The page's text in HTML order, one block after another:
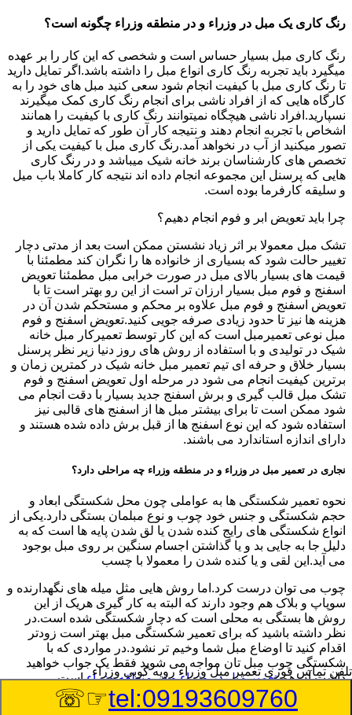
رنگ کاری یک مبل در وزراء و در منطقه وزراء چگونه است؟
رنگ کاری مبل بسیار حساس است و شخصی که این کار را بر عهده
میگیرد باید تجربه رنگ کاری انواع مبل را داشته باشد.اگر تمایل دارید
تا رنگ کاری مبل با کیفیت انجام شود سعی کنید مبل های خود را به
کارگاه هایی که از افراد ناشی برای انجام رنگ کاری کمک میگیرند
نسپارید.افراد ناشی هیچگاه نمیتوانند رنگ کاری با کیفیت را همانند
اشخاص با تجربه انجام دهند و نتیجه کار آن طور که تمایل دارید و
تصور میکنید از آب در نخواهد آمد.رنگ کاری مبل با کیفیت یکی از
تخصص های کارشناسان برند خانه شیک میباشد و در رنگ کاری
هایی که پرسنل این مجموعه انجام داده اند نتیجه کار کاملا باب میل
و سلیقه کارفرما بوده است.
چرا باید تعویض ابر و فوم انجام دهیم؟
تشک مبل معمولا بر اثر زیاد نشستن ممکن است بعد از مدتی دچار
تغییر حالت شود که بسیاری از خانواده ها را نگران کند مطمئنا با
قیمت های بسیار بالای مبل در صورت خرابی مبل مطمئنا تعویض
اسفنج و فوم مبل بسیار ارزان تر است از این رو بهتر است تا با
تعویض اسفنج و فوم مبل علاوه بر محکم و مستحکم شدن آن در
هزینه ها نیز تا حدود زیادی صرفه جویی کنید.تعویض اسفنج و فوم
مبل نوعی تعمیرمبل است که این کار توسط تعمیرکار مبل خانه
شیک در تولیدی و با استفاده از روش های روز دنیا زیر نظر پرسنل
بسیار خلاق و حرفه ای تیم تعمیر مبل خانه شیک در کمترین زمان و
برترین کیفیت انجام می شود در مرحله اول تعویض اسفنج و فوم
تشک مبل قالب گیری و برش اسفنج جدید بسیار با دقت انجام می
شود ممکن است تا برای بیشتر مبل ها از اسفنج های قالبی نیز
استفاده شود که این نوع اسفنج ها از قبل برش داده شده هستند و
دارای اندازه استاندارد می باشند.
نجاری در تعمیر مبل در وزراء و در منطقه وزراء چه مراحلی دارد؟
نحوه تعمیر شکستگی ها به عواملی چون محل شکستگی ابعاد و
حجم شکستگی و جنس خود چوب و نوع مبلمان بستگی دارد.یکی از
انواع شکستگی های رایج کنده شدن یا لق شدن پایه ها است که به
دلیل جا به جایی بد و یا گذاشتن اجسام سنگین بر روی مبل بوجود
می آید.این لقی و یا کنده شدن را معمولا با چسب
چوب می توان درست کرد.اما روش هایی مثل میله های نگهدارنده و
سوپاپ و بلاک هم وجود دارند که البته به کار گیری هریک از این
روش ها بستگی به محلی است که دچار شکستگی شده است.در
نظر داشته باشید که برای تعمیر شکستگی مبل بهتر است زودتر
اقدام کنید تا اوضاع مبل شما وخیم تر نشود.در مواردی که با
شکستگی چوب مبل تان مواجه می شوید فقط یک جواب خواهید
داشت.آن همتعمیر مبل در وزراء و در منطقه وزراءاست
8/9/2026 8:33:04 PM
تلفن تماس فوریتعمیر مبل وزراء رویه کوبی وزراء
tel:09193609760
☞☏